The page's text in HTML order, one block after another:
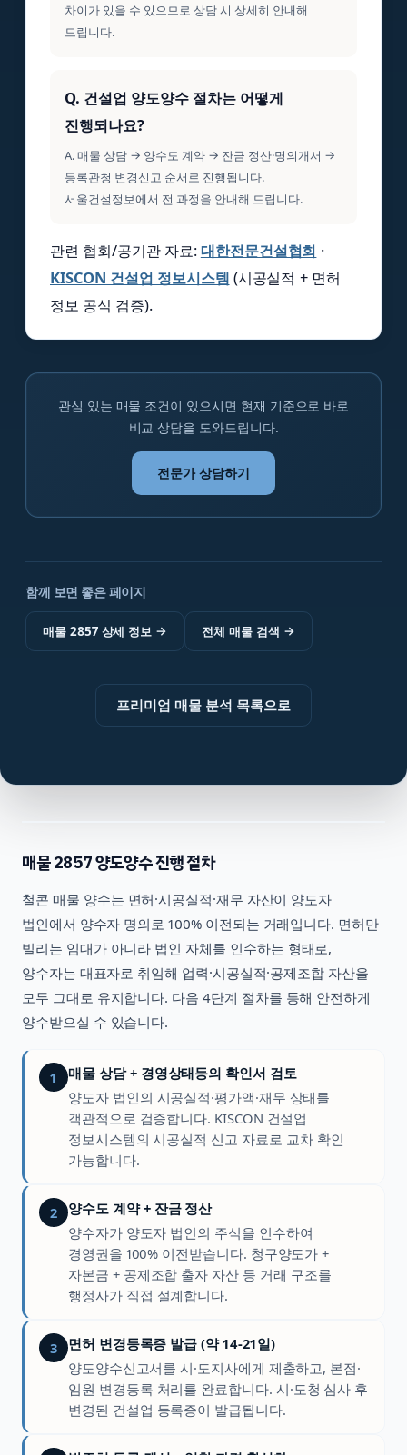
차이가 있을 수 있으므로 상담 시 상세히 안내해
드립니다.
Q. 건설업 양도양수 절차는 어떻게
진행되나요?
A. 매물 상담 → 양수도 계약 → 잔금 정산·명의개서 →
등록관청 변경신고 순서로 진행됩니다.
서울건설정보에서 전 과정을 안내해 드립니다.
관련 협회/공기관 자료:대한전문건설협회 ·
KISCON 건설업 정보시스템 (시공실적 + 면허
정보 공식 검증).
관심 있는 매물 조건이 있으시면 현재 기준으로 바로
비교 상담을 도와드립니다.
전문가 상담하기
함께 보면 좋은 페이지
매물 2857 상세 정보 → 전체 매물 검색 →
프리미엄 매물 분석 목록으로
매물2857양도양수 진행 절차
철콘 매물 양수는 면허·시공실적·재무 자산이 양도자
법인에서 양수자 명의로 100% 이전되는 거래입니다. 면허만
빌리는 임대가 아니라 법인 자체를 인수하는 형태로,
양수자는 대표자로 취임해 업력·시공실적·공제조합 자산을
모두 그대로 유지합니다. 다음 4단계 절차를 통해 안전하게
양수받으실 수 있습니다.
1
매물 상담 + 경영상태등의 확인서 검토
양도자 법인의 시공실적·평가액·재무 상태를
객관적으로 검증합니다. KISCON 건설업
정보시스템의 시공실적 신고 자료로 교차 확인
가능합니다.
2
양수도 계약 + 잔금 정산
양수자가 양도자 법인의 주식을 인수하여
경영권을 100% 이전받습니다. 청구양도가 +
자본금 + 공제조합 출자 자산 등 거래 구조를
행정사가 직접 설계합니다.
3
면허 변경등록증 발급 (약 14-21일)
양도양수신고서를 시·도지사에게 제출하고, 본점·
임원 변경등록 처리를 완료합니다. 시·도청 심사 후
변경된 건설업 등록증이 발급됩니다.